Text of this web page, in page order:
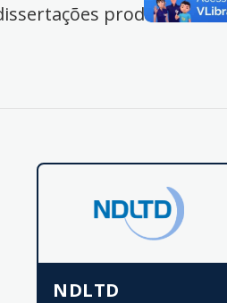
produzidas no
NDLTD